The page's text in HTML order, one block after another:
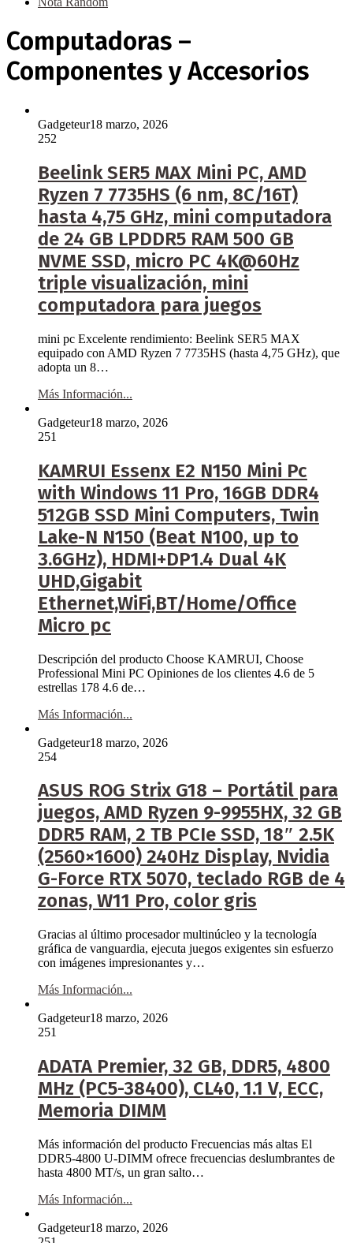
Computadoras –
Componentes y Accesorios
Gadgeteur18 marzo, 2026
252
Beelink SER5 MAX Mini PC, AMD
Ryzen 7 7735HS (6 nm, 8C/16T)
hasta 4,75 GHz, mini computadora
de 24 GB LPDDR5 RAM 500 GB
NVME SSD, micro PC 4K@60Hz
triple visualización, mini
computadora para juegos
mini pc Excelente rendimiento: Beelink SER5 MAX
equipado con AMD Ryzen 7 7735HS (hasta 4,75 GHz), que
adopta un 8…
Más Información...
Gadgeteur18 marzo, 2026
251
KAMRUI Essenx E2 N150 Mini Pc
with Windows 11 Pro, 16GB DDR4
512GB SSD Mini Computers, Twin
Lake-N N150 (Beat N100, up to
3.6GHz), HDMI+DP1.4 Dual 4K
UHD,Gigabit
Ethernet,WiFi,BT/Home/Office
Micro pc
Descripción del producto Choose KAMRUI, Choose
Professional Mini PC Opiniones de los clientes 4.6 de 5
estrellas 178 4.6 de…
Más Información...
Gadgeteur18 marzo, 2026
254
ASUS ROG Strix G18 – Portátil para
juegos, AMD Ryzen 9-9955HX, 32 GB
DDR5 RAM, 2 TB PCIe SSD, 18″ 2.5K
(2560×1600) 240Hz Display, Nvidia
G-Force RTX 5070, teclado RGB de 4
zonas, W11 Pro, color gris
Gracias al último procesador multinúcleo y la tecnología
gráfica de vanguardia, ejecuta juegos exigentes sin esfuerzo
con imágenes impresionantes y…
Más Información...
Gadgeteur18 marzo, 2026
251
ADATA Premier, 32 GB, DDR5, 4800
MHz (PC5-38400), CL40, 1.1 V, ECC,
Memoria DIMM
Más información del producto Frecuencias más altas El
DDR5-4800 U-DIMM ofrece frecuencias deslumbrantes de
hasta 4800 MT/s, un gran salto…
Más Información...
Gadgeteur18 marzo, 2026